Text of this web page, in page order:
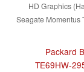
HD Graphics
Seagate Momentus
Packard
TE69HW-